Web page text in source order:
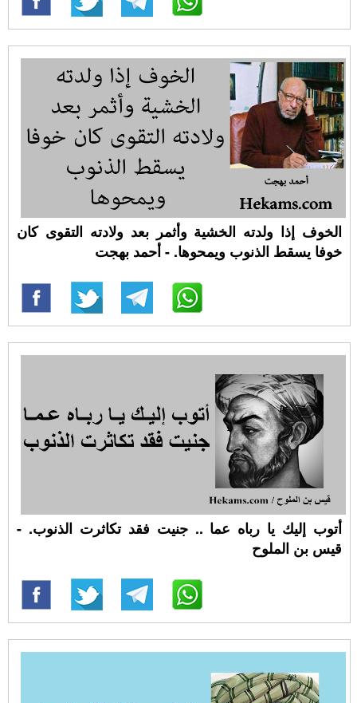
الخوف إذا ولدته الخشية وأثمر بعد ولادته التقوى كان
خوفا يسقط الذنوب ويمحوها. - أحمد بهجت
أتوب إليك يا رباه عما .. جنيت فقد تكاثرت الذنوب. -
قيس بن الملوح